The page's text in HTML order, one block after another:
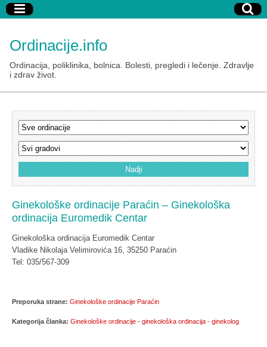
Ordinacije.info
Ordinacija, poliklinika, bolnica. Bolesti, pregledi i lečenje. Zdravlje
i zdrav život.
Ginekološke ordinacije Paraćin – Ginekološka
ordinacija Euromedik Centar
Ginekološka ordinacija Euromedik Centar
Vladike Nikolaja Velimirovića 16, 35250 Paraćin
Tel: 035/567-309
Preporuka strane: Ginekološke ordinacije Paraćin
Kategorija članka: Ginekološke ordinacije - ginekološka ordinacija - ginekolog